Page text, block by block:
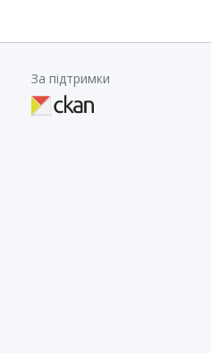
За підтримки